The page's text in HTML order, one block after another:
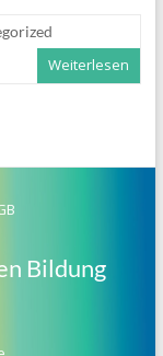
Weiterlesen
Bildung